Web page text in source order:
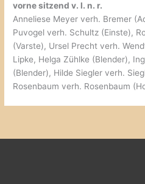
vorne sitzend v. l. n. r.
Anneliese Meyer verh. Bremer
Puvogel verh. Schultz (Einste),
(Varste), Ursel Precht verh.
Lipke, Helga Zühlke (Blender),
(Blender), Hilde Siegler verh.
Rosenbaum verh. Rosenbaum